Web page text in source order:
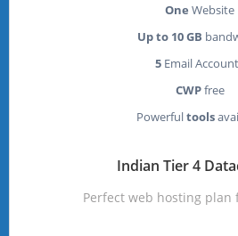
One Website
Up to 10 GB
5 Email
CWPfree
Powerfultools
Indian Tier 4
Perfect web hosting plan